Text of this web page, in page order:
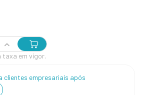
taxa em vigor.
clientes empresariais após